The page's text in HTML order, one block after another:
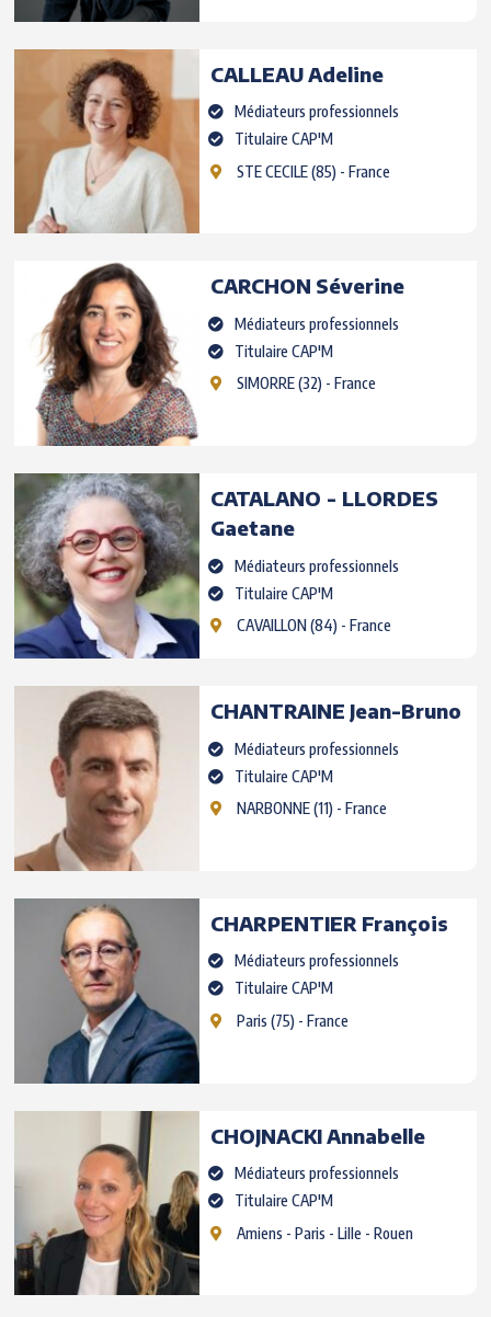
CALLEAUAdeline
Médiateurs professionnels
Titulaire CAP'M
STE CECILE(85) - France
CARCHON Séverine
Médiateurs professionnels
Titulaire CAP'M
SIMORRE(32) - France
CATALANO - LLORDES
Gaetane
Médiateurs professionnels
Titulaire CAP'M
CAVAILLON(84) - France
CHANTRAINE Jean-Bruno
Médiateurs professionnels
Titulaire CAP'M
NARBONNE(11) - France
CHARPENTIER François
Médiateurs professionnels
Titulaire CAP'M
Paris (75) - France
CHOJNACKIAnnabelle
Médiateurs professionnels
Titulaire CAP'M
Amiens - Paris - Lille - Rouen